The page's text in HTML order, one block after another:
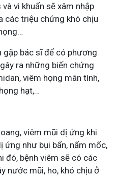
vi khuẩn sẽ xâm nhập
các triệu chứng khó chịu
gặp bác sĩ để có phương
ra những biến chứng
viêm họng mãn tính,
hạt,…
viêm mũi dị ứng khi
ứng như bụi bẩn, nấm mốc,
đó, bệnh viêm sẽ có các
nước mũi, ho, khó chịu ở